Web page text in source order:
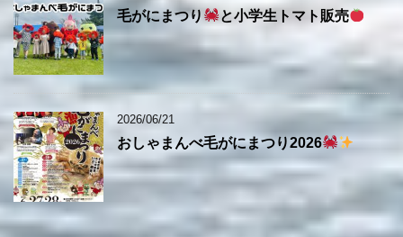
毛がにまつり と小学生トマト販売
2026/06/21
おしゃまんべ毛がにまつり2026